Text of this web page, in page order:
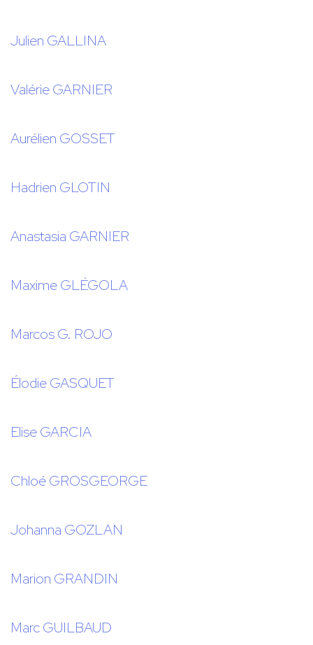
Julien GALLINA
Valérie GARNIER
Aurélien GOSSET
Hadrien GLOTIN
Anastasia GARNIER
Maxime GLÉGOLA
Marcos G. ROJO
Élodie GASQUET
Elise GARCIA
Chloé GROSGEORGE
Johanna GOZLAN
Marion GRANDIN
Marc GUILBAUD